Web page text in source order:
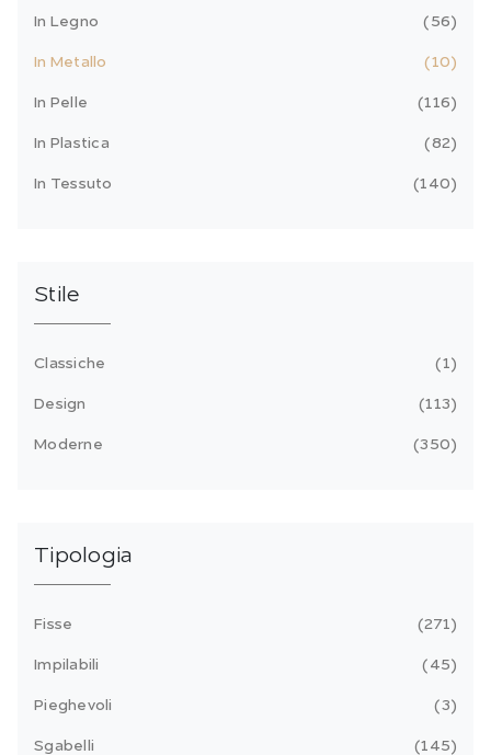
In Legno 56
In Metallo 10
In Pelle 116
In Plastica 82
In Tessuto 140
Stile
Classiche 1
Design 113
Moderne 350
Tipologia
Fisse 271
Impilabili 45
Pieghevoli 3
Sgabelli 145